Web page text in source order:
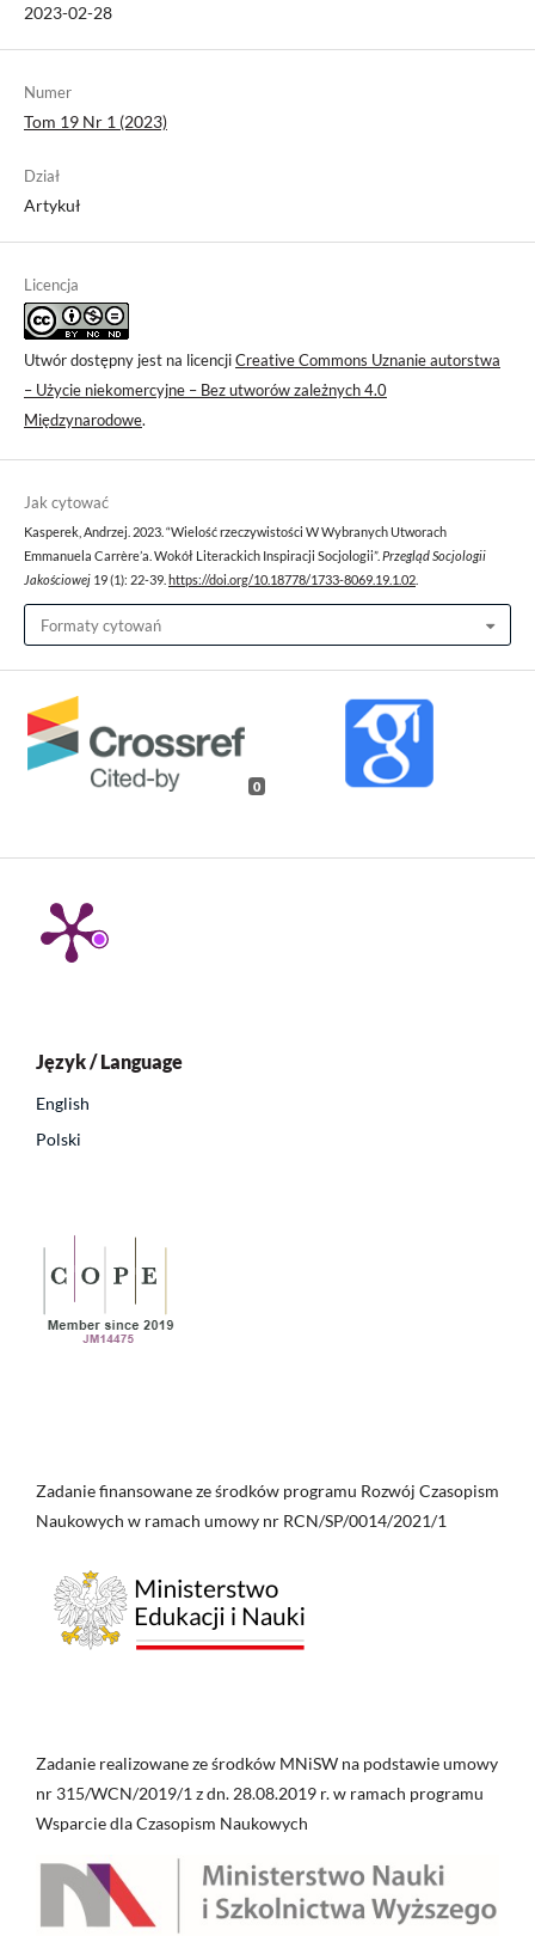
2023-02-28
Numer
Tom 19 Nr 1 (2023)
Dział
Artykuł
Licencja
Utwór dostępny jest na licencjiCreative Commons Uznanie autorstwa
– Użycie niekomercyjne – Bez utworów zależnych 4.0
Międzynarodowe.
Jak cytować
Kasperek, Andrzej. 2023. “Wielość rzeczywistości W Wybranych Utworach
Emmanuela Carrère’a. Wokół Literackich Inspiracji Socjologii”. Przegląd Socjologii
Jakościowej 19 (1): 22-39. https://doi.org/10.18778/1733-8069.19.1.02
Formaty cytowań
0
Język / Language
English
Polski
Zadanie finansowane ze środków programu Rozwój Czasopism
Naukowych w ramach umowy nr RCN/SP/0014/2021/1
Zadanie realizowane ze środków MNiSW na podstawie umowy
nr 315/WCN/2019/1 z dn. 28.08.2019 r. w ramach programu
Wsparcie dla Czasopism Naukowych